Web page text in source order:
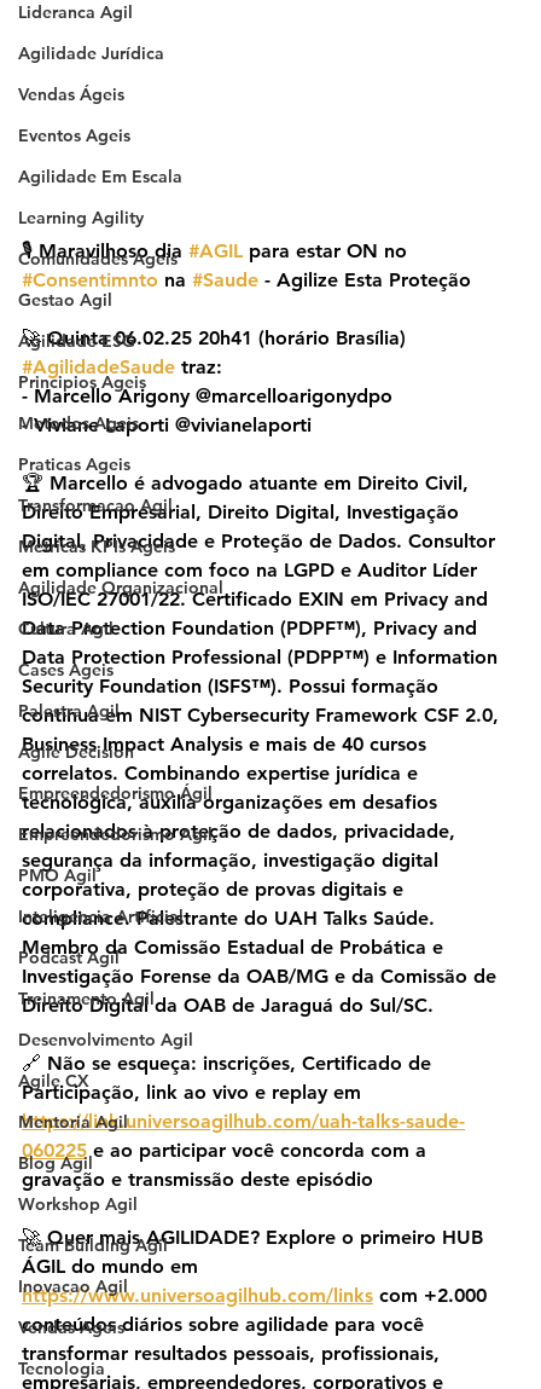
Lideranca Agil
Agilidade Jurídica
Vendas Ágeis
Eventos Ageis
Agilidade Em Escala
Learning Agility
Comunidades Ageis
Gestao Agil
Agilidade ESG
Principios Ageis
Metodos Ageis
Praticas Ageis
Transformacao Agil
Metricas KPIs Ageis
Agilidade Organizacional
Cultura Agil
Cases Ageis
Palestra Agil
Agile Decision
Empreendedorismo Ágil
Empreendedorismo Agil
PMO Agil
Inteligencia Artificial
Podcast Agil
Treinamento Agil
Desenvolvimento Agil
Agile CX
Mentoria Agil
Blog Agil
Workshop Agil
Team Building Agil
Inovacao Agil
Vendas Ageis
Tecnologia
🎙️ Maravilhoso dia #AGIL para estar ON no
#Consentimnto na #Saude - Agilize Esta Proteção
🚀 Quinta 06.02.25 20h41 (horário Brasília)
#AgilidadeSaude traz:
- Marcello Arigony @marcelloarigonydpo
- Viviane Laporti @vivianelaporti
🏆 Marcello é advogado atuante em Direito Civil,
Direito Empresarial, Direito Digital, Investigação
Digital, Privacidade e Proteção de Dados. Consultor
em compliance com foco na LGPD e Auditor Líder
ISO/IEC 27001/22. Certificado EXIN em Privacy and
Data Protection Foundation (PDPF™), Privacy and
Data Protection Professional (PDPP™) e Information
Security Foundation (ISFS™). Possui formação
contínua em NIST Cybersecurity Framework CSF 2.0,
Business Impact Analysis e mais de 40 cursos
correlatos. Combinando expertise jurídica e
tecnológica, auxilia organizações em desafios
relacionados à proteção de dados, privacidade,
segurança da informação, investigação digital
corporativa, proteção de provas digitais e
compliance. Palestrante do UAH Talks Saúde.
Membro da Comissão Estadual de Probática e
Investigação Forense da OAB/MG e da Comissão de
Direito Digital da OAB de Jaraguá do Sul/SC.
🔗 Não se esqueça: inscrições, Certificado de
Participação, link ao vivo e replay em
https://link.universoagilhub.com/uah-talks-saude-
060225 e ao participar você concorda com a
gravação e transmissão deste episódio
🚀 Quer mais AGILIDADE? Explore o primeiro HUB
ÁGIL do mundo em
https://www.universoagilhub.com/links com +2.000
conteúdos diários sobre agilidade para você
transformar resultados pessoais, profissionais,
empresariais, empreendedores, corporativos e